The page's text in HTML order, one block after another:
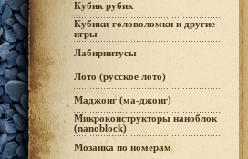
Кубик рубик
Кубики-головоломки и другие
игры
Лабиринтусы
Лото (русское лото)
Маджонг (ма-джонг)
Микроконструкторы наноблок
(nanoblock)
Мозаика по номерам